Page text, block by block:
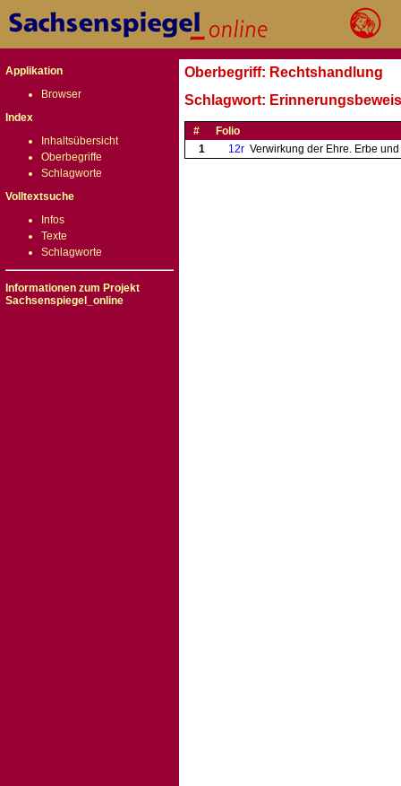
Applikation
Browser
Index
Inhaltsübersicht
Oberbegriffe
Schlagworte
Volltextsuche
Infos
Texte
Schlagworte
Informationen zum Projekt
Sachsenspiegel_online
Oberbegriff: Rechtshandlung
Schlagwort: Erinnerungsbeweis
#
Folio
1
12r Verwirkung der Ehre. Erbe